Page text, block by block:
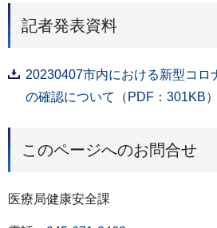
記者発表資料
20230407市内における新型コロ
の確認について（PDF：301KB）
このページへのお問合せ
医療局健康安全課